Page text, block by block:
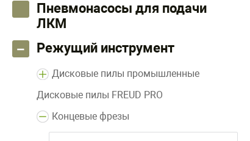
Пневмонасосы для подачи
ЛКМ
Режущий инструмент
Дисковые пилы промышленные
Дисковые пилы FREUD PRO
Концевые фрезы